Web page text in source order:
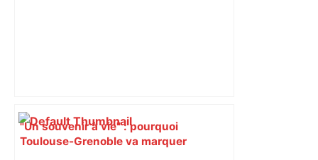
"Un souvenir à vie" : pourquoi
Toulouse-Grenoble va marquer